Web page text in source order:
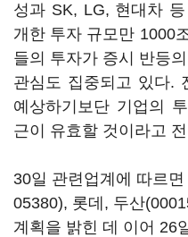
성과 SK, LG, 현대차
개한 투자 규모만 1000
들의 투자가 증시 반등
관심도 집중되고 있다.
예상하기보단 기업의
근이 유효할 것이라고
30일 관련업계에 따르
05380), 롯데, 두산
계획을 밝힌 데 이어 26